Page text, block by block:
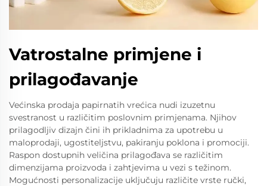
Vatrostalne primjene i
prilagođavanje
Većinska prodaja papirnatih vrećica nudi izuzetnu
svestranost u različitim poslovnim primjenama. Njihov
prilagodljiv dizajn čini ih prikladnima za upotrebu u
maloprodaji, ugostiteljstvu, pakiranju poklona i promociji.
Raspon dostupnih veličina prilagođava se različitim
dimenzijama proizvoda i zahtjevima u vezi s težinom.
Mogućnosti personalizacije uključuju različite vrste ručki,